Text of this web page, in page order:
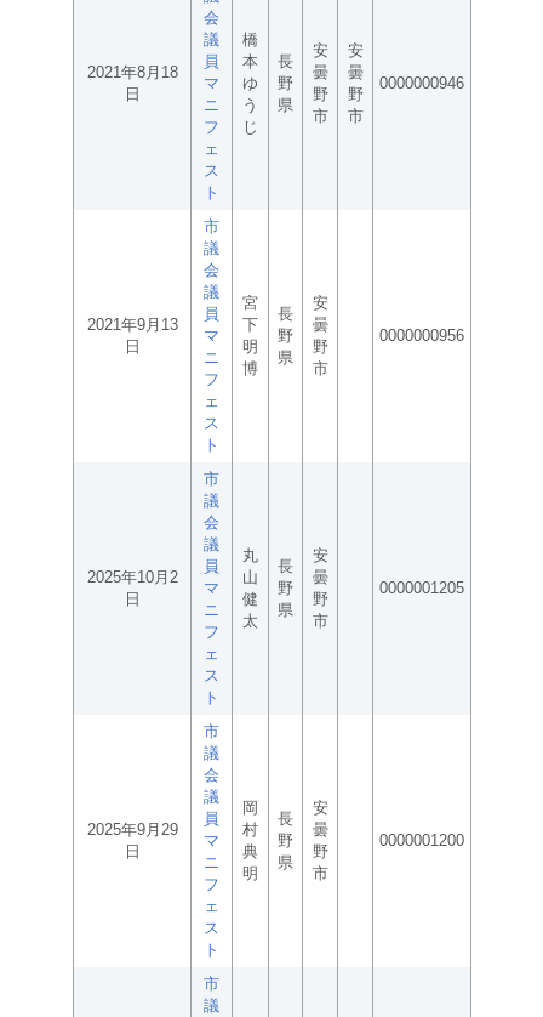
2021年8月18
日
会
議
員
マ
ニ
フ
ェ
ス
ト
橋
本
ゆ
う
じ
長
野
県
安
曇
野
市
安
曇
野
市
0000000946
2021年9月13
日
市
議
会
議
員
マ
ニ
フ
ェ
ス
ト
宮
下
明
博
長
野
県
安
曇
野
市
0000000956
2025年10月2
日
市
議
会
議
員
マ
ニ
フ
ェ
ス
ト
丸
山
健
太
長
野
県
安
曇
野
市
0000001205
2025年9月29
日
市
議
会
議
員
マ
ニ
フ
ェ
ス
ト
岡
村
典
明
長
野
県
安
曇
野
市
0000001200
市
議